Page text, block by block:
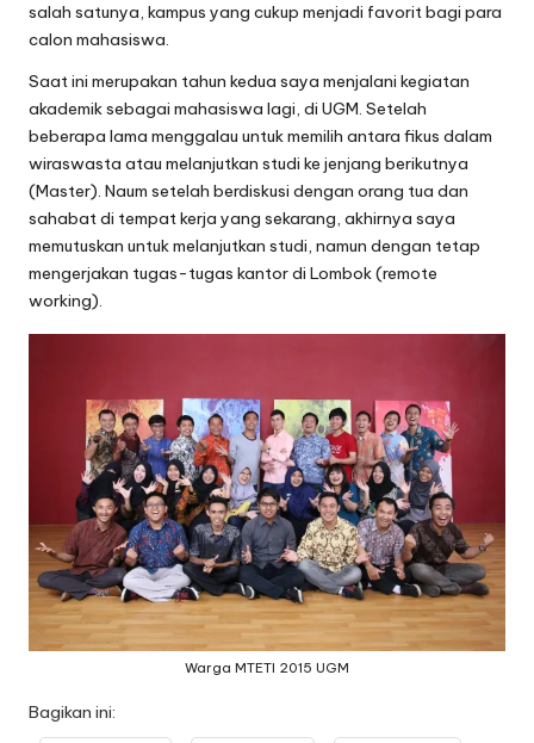
salah satunya, kampus yang cukup menjadi favorit bagi para
calon mahasiswa.
Saat ini merupakan tahun kedua saya menjalani kegiatan
akademik sebagai mahasiswa lagi, di UGM. Setelah
beberapa lama menggalau untuk memilih antara fikus dalam
wiraswasta atau melanjutkan studi ke jenjang berikutnya
(Master). Naum setelah berdiskusi dengan orang tua dan
sahabat di tempat kerja yang sekarang, akhirnya saya
memutuskan untuk melanjutkan studi, namun dengan tetap
mengerjakan tugas-tugas kantor di Lombok (remote
working).
Warga MTETI 2015 UGM
Bagikan ini: